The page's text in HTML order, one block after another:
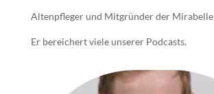
Altenpfleger und Mitgründer der Mirabelle
Er bereichert viele unserer Podcasts.